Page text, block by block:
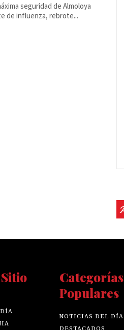
seguridad de Almoloya
de influenza, rebrote...
Categorías
Populares
NOTICIAS DEL DÍA